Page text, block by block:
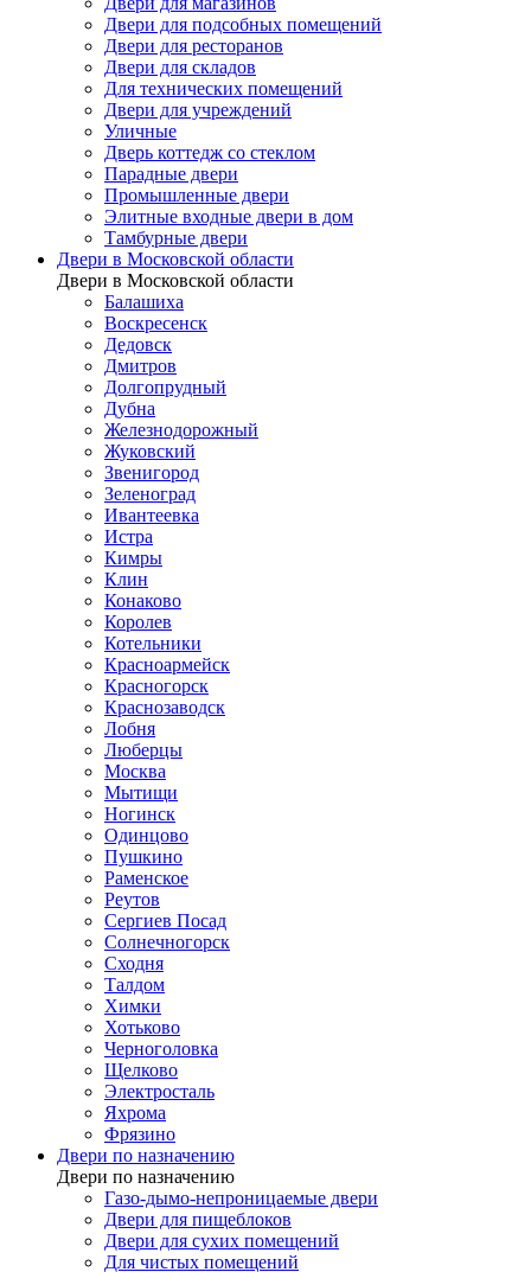
Двери для подсобных помещений
Двери для ресторанов
Двери для складов
Для технических помещений
Двери для учреждений
Уличные
Дверь коттедж со стеклом
Парадные двери
Промышленные двери
Элитные входные двери в дом
Тамбурные двери
Двери в Московской области
Двери в Московской области
Балашиха
Воскресенск
Дедовск
Дмитров
Долгопрудный
Дубна
Железнодорожный
Жуковский
Звенигород
Зеленоград
Ивантеевка
Истра
Кимры
Клин
Конаково
Королев
Котельники
Красноармейск
Красногорск
Краснозаводск
Лобня
Люберцы
Москва
Мытищи
Ногинск
Одинцово
Пушкино
Раменское
Реутов
Сергиев Посад
Солнечногорск
Сходня
Талдом
Химки
Хотьково
Черноголовка
Щелково
Электросталь
Яхрома
Фрязино
Двери по назначению
Двери по назначению
Газо-дымо-непроницаемые двери
Двери для пищеблоков
Двери для сухих помещений
Для чистых помещений